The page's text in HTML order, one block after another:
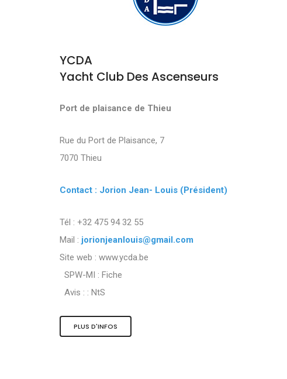
YCDA
Yacht Club Des Ascenseurs
Port de plaisance de Thieu
Rue du Port de Plaisance, 7
7070 Thieu
Contact : Jorion Jean- Louis (Président)
Tél : +32 475 94 32 55
Mail : jorionjeanlouis@gmail.com
Site web : www.ycda.be
SPW-MI : Fiche
Avis : : NtS
PLUS D'INFOS